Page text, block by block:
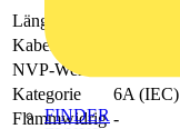
FINDER
Länge
Kabeltyp
NVP-Wert
Kategorie
6A (IEC)
Flammwidrig -